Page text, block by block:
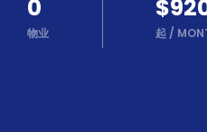
And
Earn
Become
0
物业 起 /